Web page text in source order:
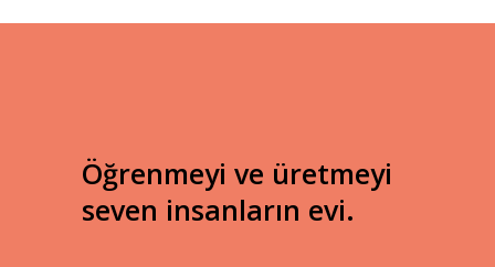
Öğrenmeyi ve üretmeyi
seven insanların evi.